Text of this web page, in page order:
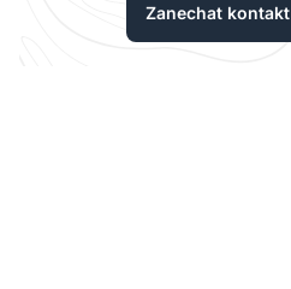
Zanechat kontakt